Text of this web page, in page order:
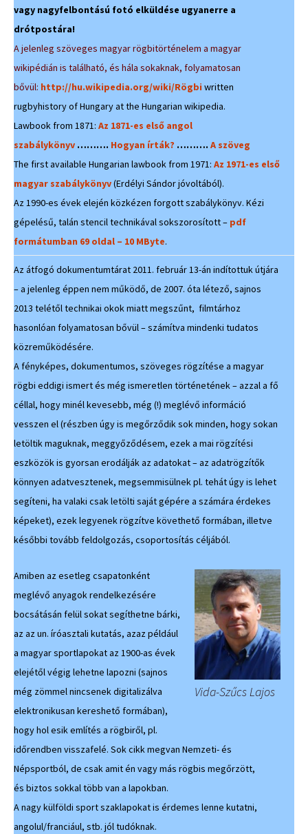
vagy nagyfelbontású fotó elküldése ugyanerre a
drótpostára!
A jelenleg szöveges magyar rögbitörténelem a magyar
wikipédián is található, és hála sokaknak, folyamatosan
bővül: http://hu.wikipedia.org/wiki/Rögbiwritten
rugbyhistory of Hungary at the Hungarian wikipedia.
Lawbook from 1871: Az 1871-es első angol
szabálykönyv ………. Hogyan írták? ………. A szöveg
The first available Hungarian lawbook from 1971: Az 1971-es első
magyar szabálykönyv(Erdélyi Sándor jóvoltából).
Az 1990-es évek elején közkézen forgott szabálykönyv. Kézi
gépelésű, talán stencil technikával sokszorosított – pdf
formátumban 69 oldal – 10 MByte.
Az átfogó dokumentumtárat 2011. február 13-án indítottuk útjára
– a jelenleg éppen nem működő, de 2007. óta létező, sajnos
2013 telétől technikai okok miatt megszűnt, filmtárhoz
hasonlóan folyamatosan bővül – számítva mindenki tudatos
közreműködésére.
A fényképes, dokumentumos, szöveges rögzítése a magyar
rögbi eddigi ismert és még ismeretlen történetének – azzal a fő
céllal, hogy minél kevesebb, még (!) meglévő információ
vesszen el (részben úgy is megőrződik sok minden, hogy sokan
letöltik maguknak, meggyőződésem, ezek a mai rögzítési
eszközök is gyorsan erodálják az adatokat – az adatrögzítők
könnyen adatvesztenek, megsemmisülnek pl. tehát úgy is lehet
segíteni, ha valaki csak letölti saját gépére a számára érdekes
képeket), ezek legyenek rögzítve követhető formában, illetve
későbbi tovább feldolgozás, csoportosítás céljából.
Vida-Szűcs Lajos
Amiben az esetleg csapatonként
meglévő anyagok rendelkezésére
bocsátásán felül sokat segíthetne bárki,
az az un. íróasztali kutatás, azaz például
a magyar sportlapokat az 1900-as évek
elejétől végig lehetne lapozni (sajnos
még zömmel nincsenek digitalizálva
elektronikusan kereshető formában),
hogy hol esik említés a rögbiről, pl.
időrendben visszafelé. Sok cikk megvan Nemzeti- és
Népsportból, de csak amit én vagy más rögbis megőrzött,
és biztos sokkal több van a lapokban.
A nagy külföldi sport szaklapokat is érdemes lenne kutatni,
angolul/franciául, stb. jól tudóknak.